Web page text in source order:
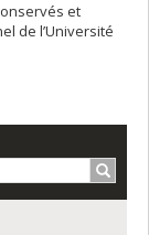
et
de l’Université